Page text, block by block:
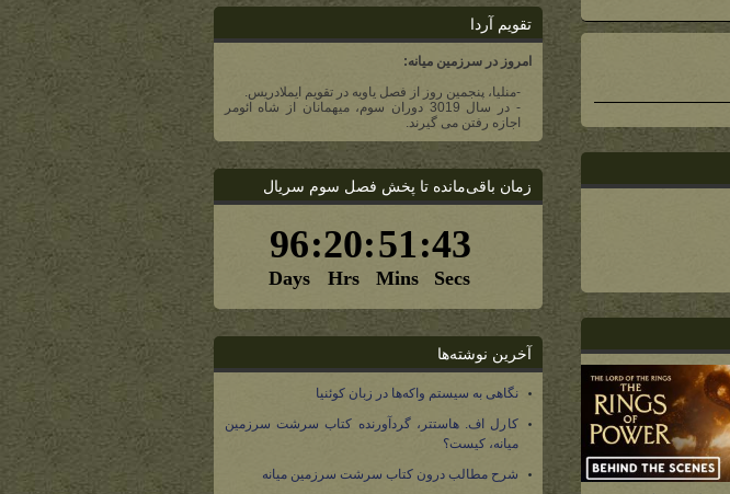
تقویم آردا
امروز در سرزمین میانه:
-منلیا، پنجمین روز از فصل یاویه در تقویم ایملادریس.
- در سال 3019 دوران سوم، میهمانان از شاه ائومر
اجازه رفتن می گیرند.
زمان باقی‌مانده تا پخش فصل سوم سریال
آخرین نوشته‌ها
نگاهی به سیستم واکه‌ها در زبان کوئنیا
کارل اف. هاستتر، گردآورنده کتاب سرشت سرزمین
میانه، کیست؟
شرح مطالب درون کتاب سرشت سرزمین میانه